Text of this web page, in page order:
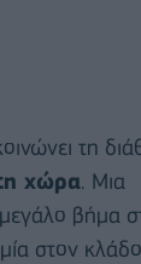
τη
χώρα. Μια
βήμα
στον